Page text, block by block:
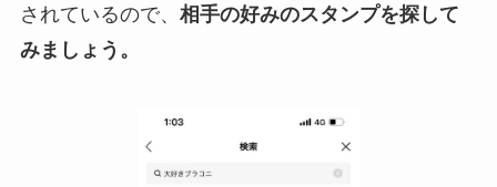
されているので、 相手の好みのスタンプを探して
みましょう。